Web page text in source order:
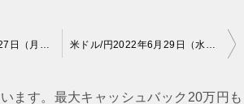
米ドル/円2022年6月27日（月）の見通し 米ドル/円2022年6月29日（水）環境認識
ます。最大キャッシュバック20万円も